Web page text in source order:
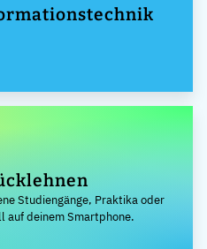
Studiengänge, Praktika oder
auf deinem Smartphone.